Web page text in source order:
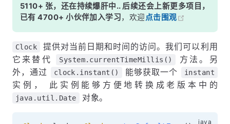
5110+ 张，还在持续爆肝中.. 后续还会上新更多项目，
已有 4700+ 小伙伴加入学习，欢迎点击围观
Clock
提供对当前日期和时间的访问。我们可以利用
它来替代
System.currentTimeMillis()
方法。另
外，通过
clock.instant() 能够获取一个 instant
实例， 此实例能够方便地转换成老版本中的
java.util.Date 对象。